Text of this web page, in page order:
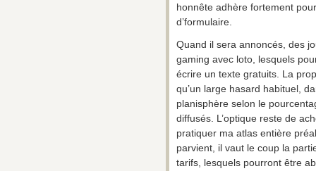
honnête adhère fortement
d’formulaire.
Quand il sera annoncés, des
gaming avec loto, lesquels
écrire un texte gratuits. La
qu’un large hasard habituel,
planisphère selon le
diffusés. L’optique reste de
pratiquer ma atlas entière
parvient, il vaut le coup la
tarifs, lesquels pourront être